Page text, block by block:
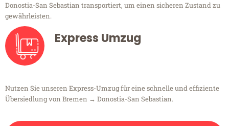
Donostia-San Sebastian transportiert, um einen sicheren Zustand zu
gewährleisten.
Express Umzug
Nutzen Sie unseren Express-Umzug für eine schnelle und effiziente
Übersiedlung von Bremen → Donostia-San Sebastian.